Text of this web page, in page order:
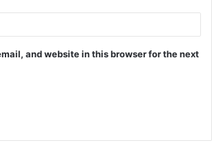
and website in this browser for the next